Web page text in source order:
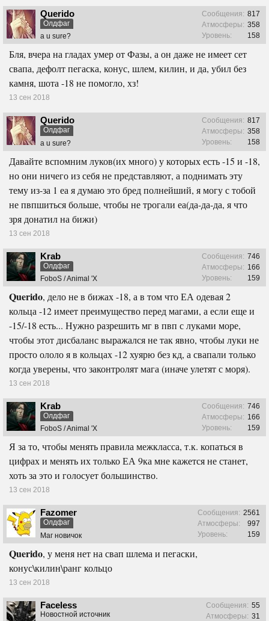
Querido
Олдфаг
a u sure?
Сообщения: 817
Атмосферы: 358
Уровень:
158
Бля, вчера на гладах умер от Фазы, а он даже не имеет сет
свапа, дефолт пегаска, конус, шлем, килин, и да, убил без
камня, шота -18 не помогло, хз!
13 сен 2018
Querido
Олдфаг
a u sure?
Сообщения: 817
Атмосферы: 358
Уровень:
158
Давайте вспомним луков(их много) у которых есть -15 и -18,
но они ничего из себя не представляют, а поднимать эту
тему из-за 1 еа я думаю это бред полнейший, я могу с тобой
не пвпшиться больше, чтобы не трогали еа(да-да-да, я что
зря донатил на бижи)
13 сен 2018
Krab
Олдфаг
FoboS / Animal 'X
Сообщения: 746
Атмосферы: 166
Уровень:
159
Querido, дело не в бижах -18, а в том что ЕА одевая 2
кольца -12 имеет преимущество перед магами, а если еще и
-15/-18 есть... Нужно разрешить мг в пвп с луками море,
чтобы этот дисбаланс выражался не так явно, чтобы луки не
просто ололо я в кольцах -12 хуярю без кд, а свапали только
когда уверены, что законтролят мага (иначе улетят с моря).
13 сен 2018
Krab
Олдфаг
FoboS / Animal 'X
Сообщения: 746
Атмосферы: 166
Уровень:
159
Я за то, чтобы менять правила межкласса, т.к. копаться в
цифрах и менять их только ЕА 9ка мне кажется не станет,
хоть за это и голосует большинство.
13 сен 2018
Fazomer
Олдфаг
Маг новичок
Сообщения: 2561
Атмосферы:
997
Уровень:
159
Querido, у меня нет на свап шлема и пегаски,
конус\килин\ранг кольцо
13 сен 2018
Faceless
Новостной источник
Сообщения: 55
Атмосферы: 31